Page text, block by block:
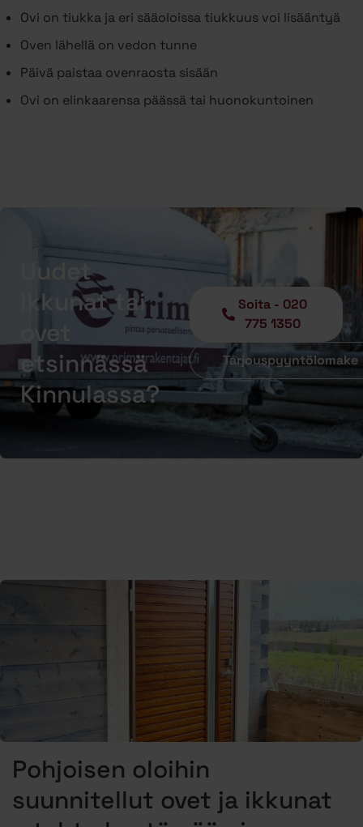
Ovi on tiukka ja eri sääoloissa tiukkuus voi lisääntyä
Oven lähellä on vedon tunne
Päivä paistaa ovenraosta sisään
Ovi on elinkaarensa päässä tai huonokuntoinen
Uudet
ikkunat tai
ovet
etsinnässä
Kinnulassa?
Soita - 020
775 1350
Tarjouspyyntölomake
Pohjoisen oloihin
suunnitellut ovet ja ikkunat